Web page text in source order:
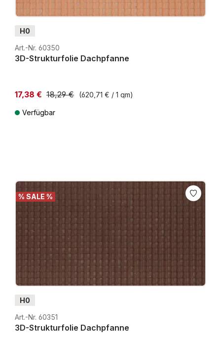
H0
Art.-Nr. 60350
3D-Strukturfolie Dachpfanne
17,38 € 18,29 € (620,71 € / 1 qm)
Verfügbar
% SALE %
H0
Art.-Nr. 60351
3D-Strukturfolie Dachpfanne